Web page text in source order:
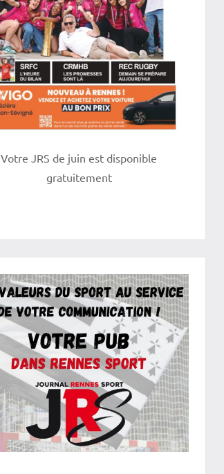
Votre JRS de juin est disponible
gratuitement